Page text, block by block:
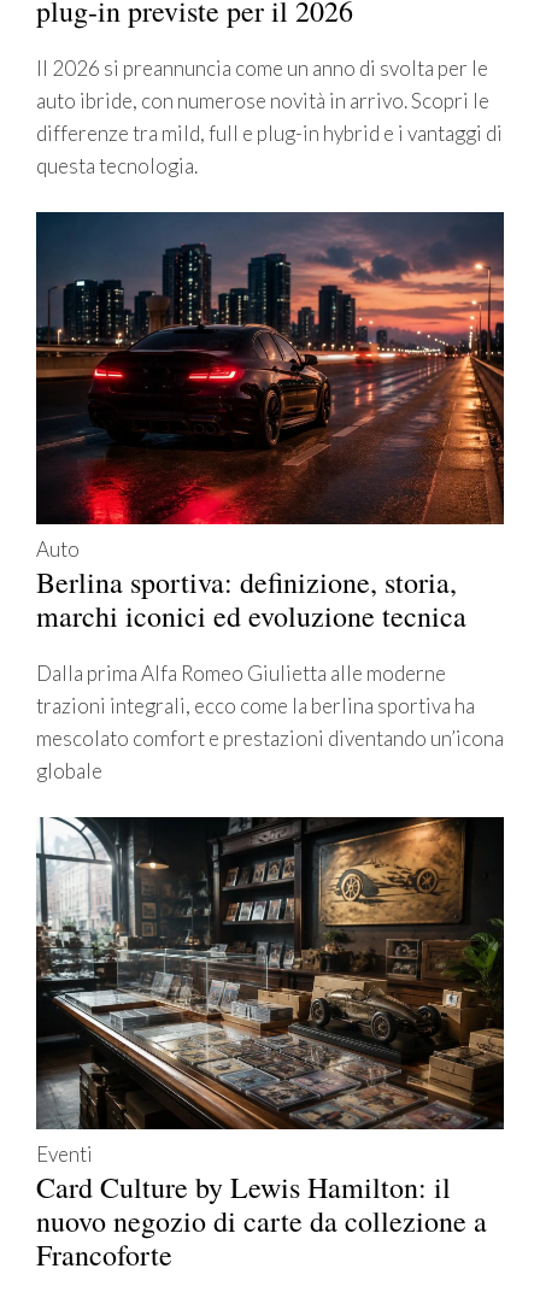
plug-in previste per il 2026
Il 2026 si preannuncia come un anno di svolta per le
auto ibride, con numerose novità in arrivo. Scopri le
differenze tra mild, full e plug-in hybrid e i vantaggi di
questa tecnologia.
Auto
Berlina sportiva: definizione, storia,
marchi iconici ed evoluzione tecnica
Dalla prima Alfa Romeo Giulietta alle moderne
trazioni integrali, ecco come la berlina sportiva ha
mescolato comfort e prestazioni diventando un’icona
globale
Eventi
Card Culture by Lewis Hamilton: il
nuovo negozio di carte da collezione a
Francoforte